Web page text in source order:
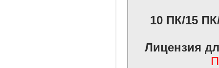
10 ПК/15
Лицензия